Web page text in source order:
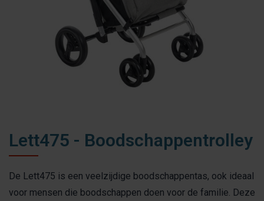
Lett475 - Boodschappentrolley
De Lett475 is een veelzijdige boodschappentas, ook ideaal
voor mensen die boodschappen doen voor de familie. Deze